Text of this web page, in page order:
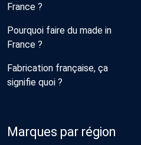
France ?
Pourquoi faire du made in
France ?
Fabrication française, ça
signifie quoi ?
Marques par région